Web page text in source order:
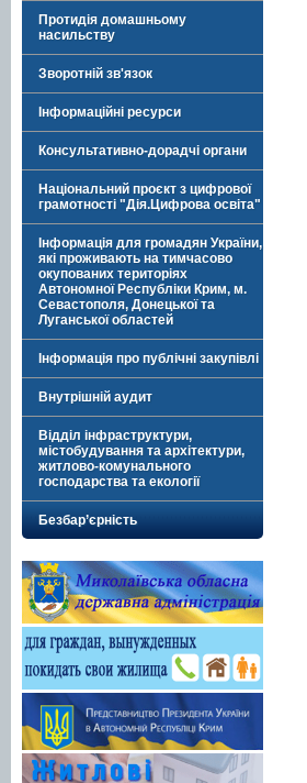
Протидія домашньому
насильству
Зворотній зв'язок
Інформаційні ресурси
Консультативно-дорадчі органи
Національний проєкт з цифрової
грамотності "Дія.Цифрова освіта"
Інформація для громадян України,
які проживають на тимчасово
окупованих територіях
Автономної Республіки Крим, м.
Севастополя, Донецької та
Луганської областей
Інформація про публічні закупівлі
Внутрішній аудит
Відділ інфраструктури,
містобудування та архітектури,
житлово-комунального
господарства та екології
Безбар’єрність